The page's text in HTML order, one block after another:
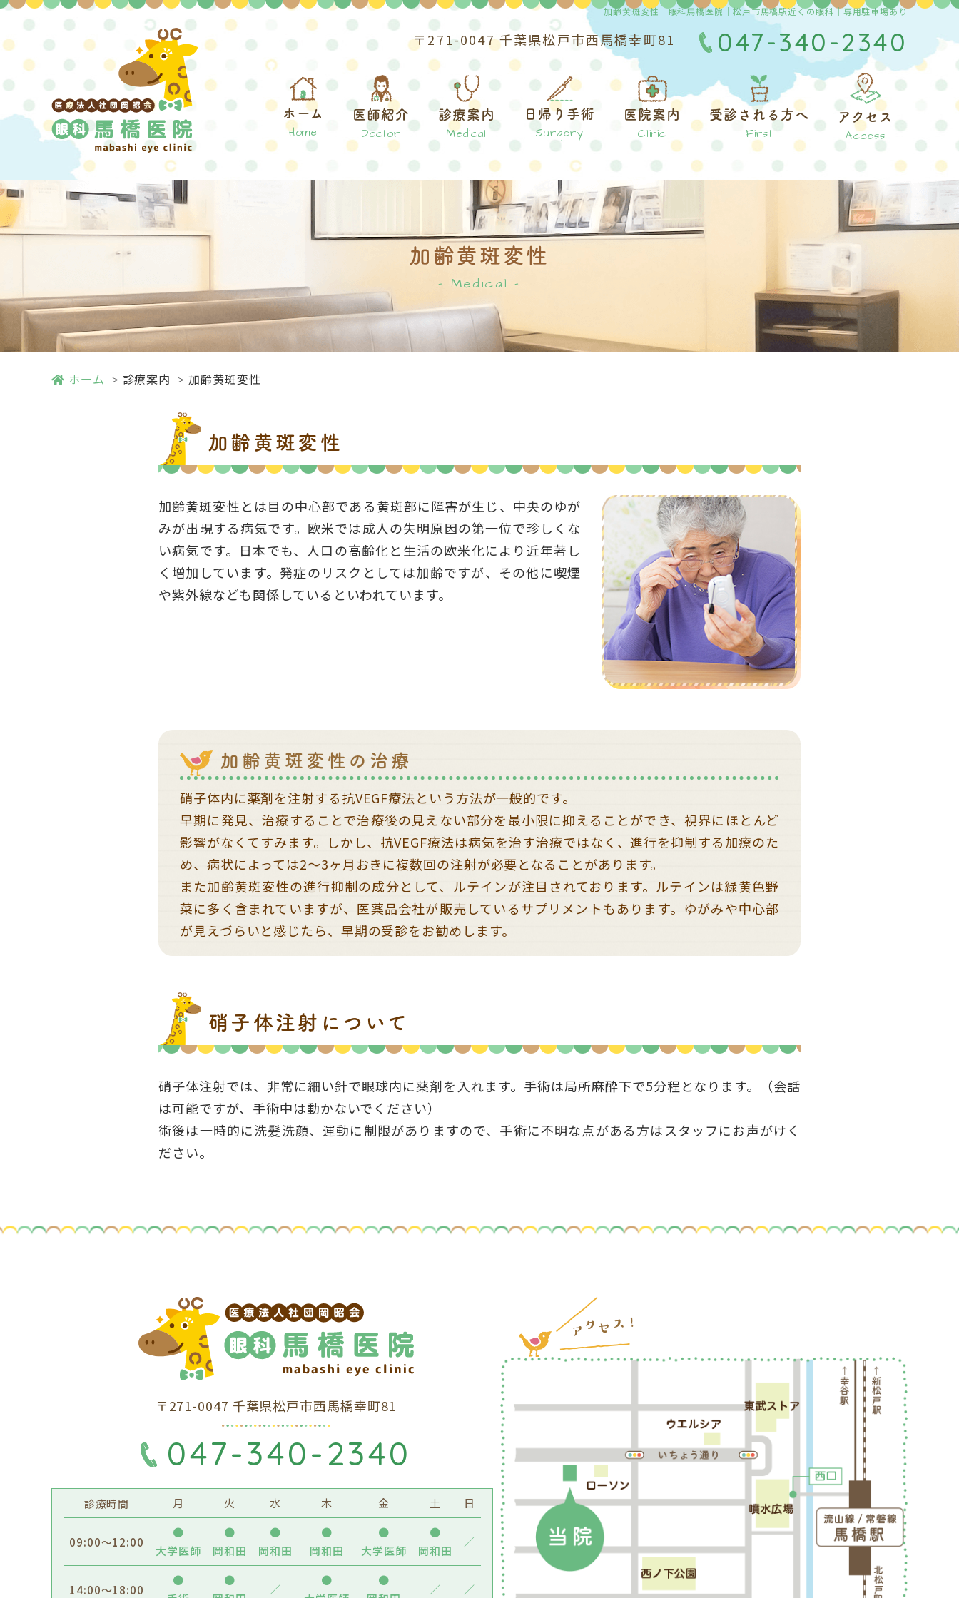
047-340-2340
〒271-0047 千葉県松戸市西馬橋幸町81
ホーム
Home
医師紹介
Doctor
診療案内
Medical
日帰り手術
Surgery
医院案内
Clinic
受診される方へ
First
アクセス
Access
加齢黄斑変性｜眼科馬橋医院｜松戸市馬橋駅近くの眼科｜専用駐車場あり
加齢黄斑変性
Medical
ホーム 診療案内 加齢黄斑変性
加齢黄斑変性
加齢黄斑変性とは目の中心部である黄斑部に障害が生じ、中央のゆが
みが出現する病気です。欧米では成人の失明原因の第一位で珍しくな
い病気です。日本でも、人口の高齢化と生活の欧米化により近年著し
く増加しています。発症のリスクとしては加齢ですが、その他に喫煙
や紫外線なども関係しているといわれています。
加齢黄斑変性の治療
硝子体内に薬剤を注射する抗VEGF療法という方法が一般的です。
早期に発見、治療することで治療後の見えない部分を最小限に抑えることができ、視界にほとんど
影響がなくてすみます。しかし、抗VEGF療法は病気を治す治療ではなく、進行を抑制する加療のた
め、病状によっては2～3ヶ月おきに複数回の注射が必要となることがあります。
また加齢黄斑変性の進行抑制の成分として、ルテインが注目されております。ルテインは緑黄色野
菜に多く含まれていますが、医薬品会社が販売しているサプリメントもあります。ゆがみや中心部
が見えづらいと感じたら、早期の受診をお勧めします。
硝子体注射について
硝子体注射では、非常に細い針で眼球内に薬剤を入れます。手術は局所麻酔下で5分程となります。（会話
は可能ですが、手術中は動かないでください）
術後は一時的に洗髪洗顔、運動に制限がありますので、手術に不明な点がある方はスタッフにお声がけく
ださい。
〒271-0047 千葉県松戸市西馬橋幸町81
047-340-2340
診療時間 月 火 水 木 金 土 日
09:00～12:00
●
大学医師
●
岡和田
●
岡和田
●
岡和田
●
大学医師
●
岡和田
／
14:00～18:00
●
●
／
●
●
／ ／